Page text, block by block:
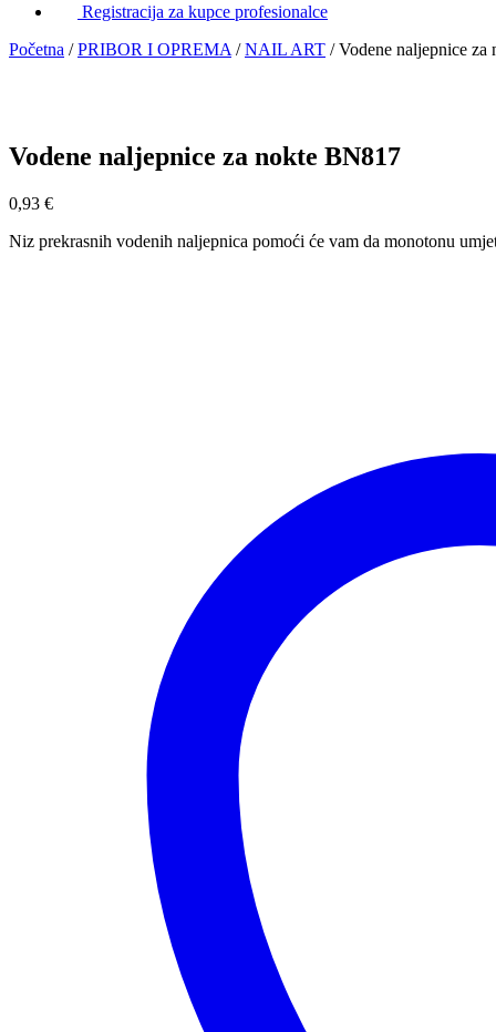
Registracija za kupce profesionalce
Početna / PRIBOR I OPREMA / NAIL ART /Vodene naljepnice za
Vodene naljepnice za nokte BN817
0,93 €
Niz prekrasnih vodenih naljepnica pomoći će vam da monotonu